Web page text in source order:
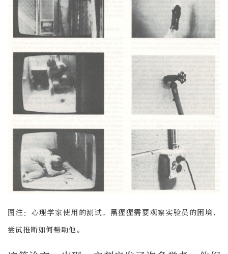
图注：心理学家使用的测试，黑猩猩需要观察实验员的困境，
尝试推断如何帮助他。